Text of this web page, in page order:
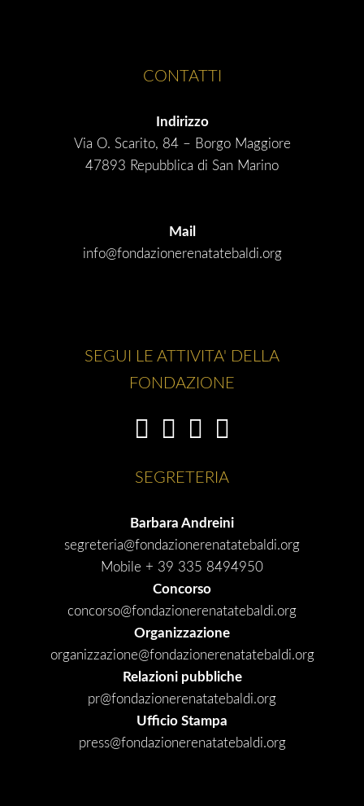
CONTATTI
Indirizzo
Via O. Scarito, 84 – Borgo Maggiore
47893 Repubblica di San Marino
Mail
info@fondazionerenatatebaldi.org
SEGUI LE ATTIVITA' DELLA
FONDAZIONE
SEGRETERIA
Barbara Andreini
segreteria@fondazionerenatatebaldi.org
Mobile + 39 335 8494950
Concorso
concorso@fondazionerenatatebaldi.org
Organizzazione
organizzazione@fondazionerenatatebaldi.org
Relazioni pubbliche
pr@fondazionerenatatebaldi.org
Ufficio Stampa
press@fondazionerenatatebaldi.org